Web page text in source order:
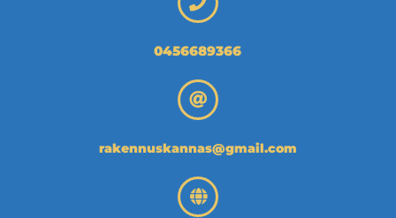
0456689366
rakennuskannas@gmail.com